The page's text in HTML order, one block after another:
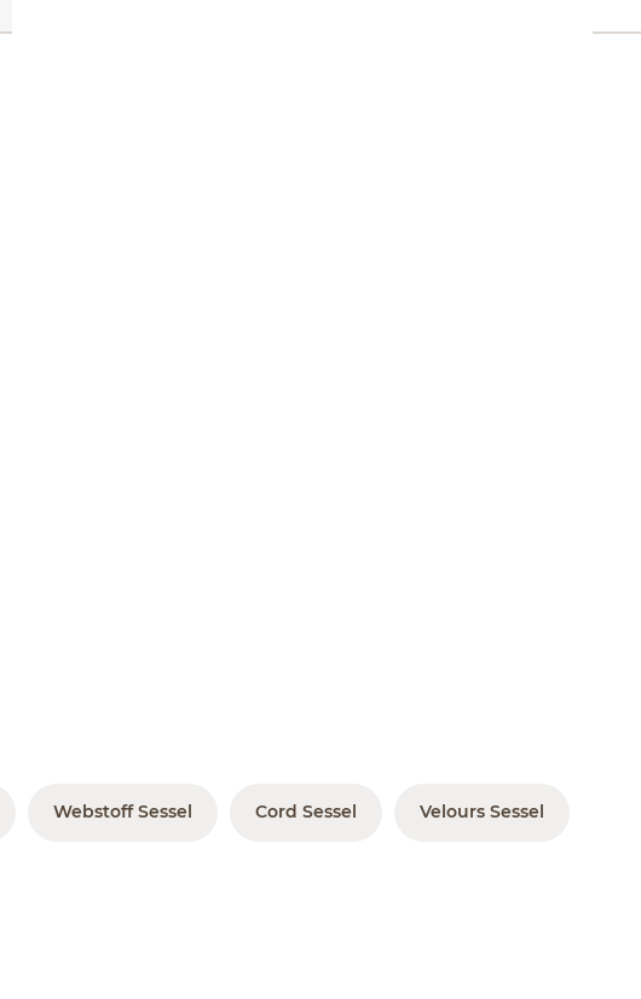
Webstoff Sessel Cord Sessel Velours Sessel